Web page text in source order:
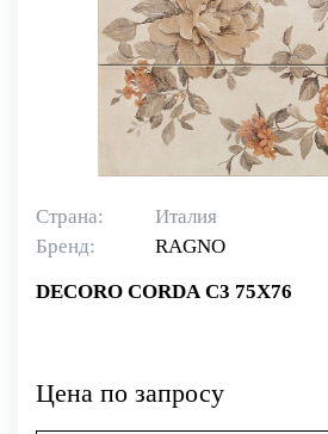
Страна:
Италия
Бренд:
RAGNO
DECORO CORDA C3 75X76
Цена по запросу